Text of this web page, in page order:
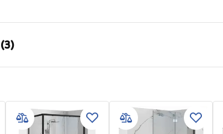
Ühehoovaga
Warranty_Terms_and_Conditions_
Faucets_-_5.pdf